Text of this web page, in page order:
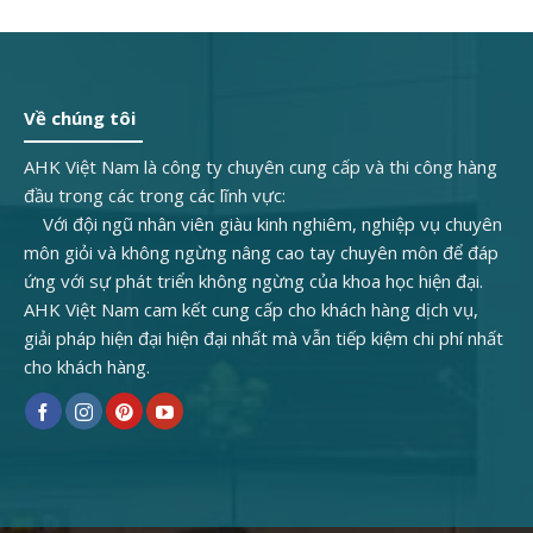
Về chúng tôi
AHK Việt Nam là công ty chuyên cung cấp và thi công hàng
đầu trong các trong các lĩnh vực:
Với đội ngũ nhân viên giàu kinh nghiêm, nghiệp vụ chuyên
môn giỏi và không ngừng nâng cao tay chuyên môn để đáp
ứng với sự phát triển không ngừng của khoa học hiện đại.
AHK Việt Nam cam kết cung cấp cho khách hàng dịch vụ,
giải pháp hiện đại hiện đại nhất mà vẫn tiếp kiệm chi phí nhất
cho khách hàng.